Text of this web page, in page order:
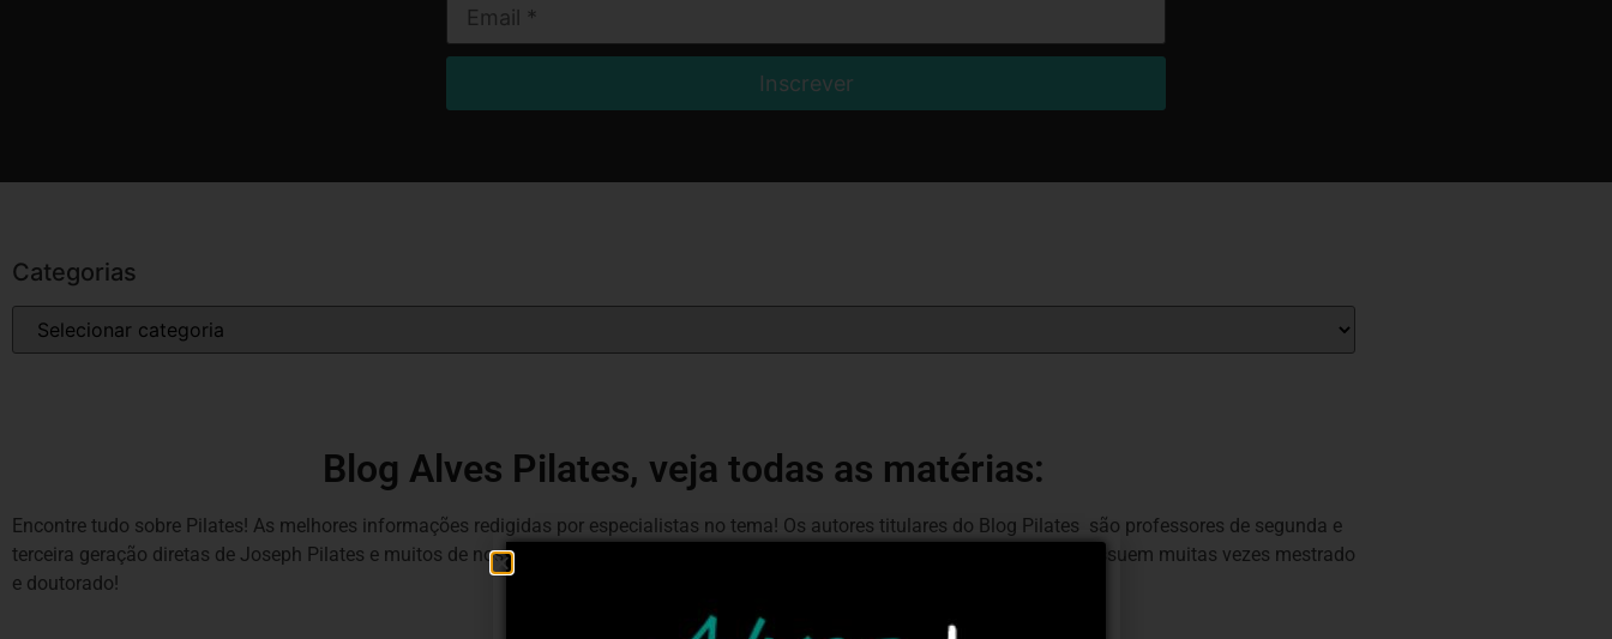
Categorias
Blog Alves Pilates, veja todas as matérias:
Encontre tudo sobre Pilates! As melhores informações redigidas por especialistas no tema! Os autores titulares do Blog Pilates são professores de segunda e
terceira geração diretas de Joseph Pilates e muitos de nossos autores convidados são professores conhecidos no meio e que possuem muitas vezes mestrado
e doutorado!